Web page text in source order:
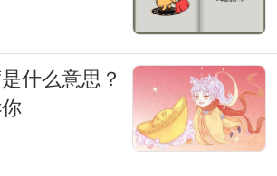
什么意思？